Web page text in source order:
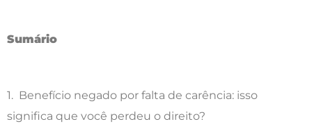
Sumário
1. Benefício negado por falta de carência: isso
significa que você perdeu o direito?